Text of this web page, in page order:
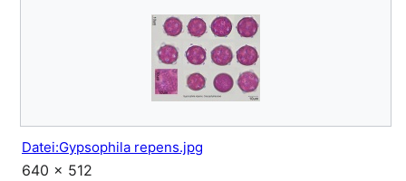
Datei:Gypsophila repens.jpg
640 × 512